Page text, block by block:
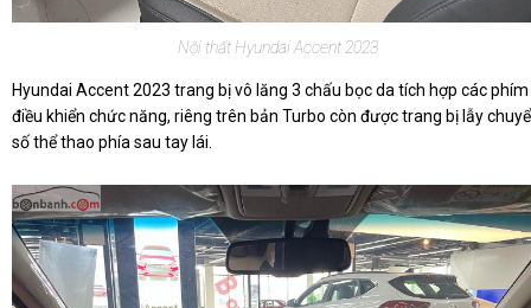
Nội thất Hyundai Accent 2023
Hyundai Accent 2023 trang bị vô lăng 3 chấu bọc da tích hợp các phím
điều khiển chức năng, riêng trên bản Turbo còn được trang bị lẫy
số thể thao phía sau tay lái.